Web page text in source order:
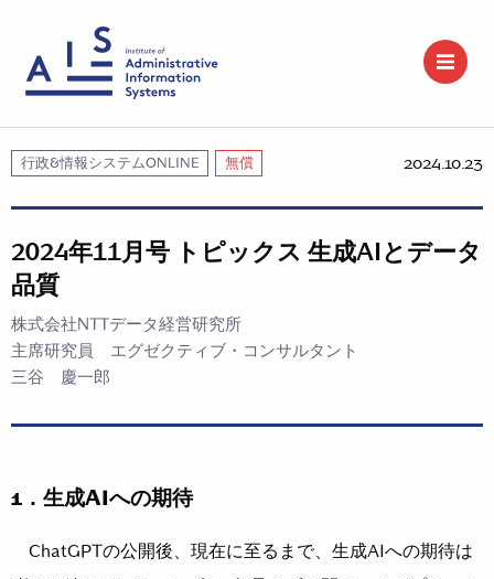
行政&情報システムONLINE 無償 2024.10.23
2024年11月号 トピックス 生成AIとデータ
品質
株式会社NTTデータ経営研究所
主席研究員 エグゼクティブ・コンサルタント
三谷 慶一郎
1．生成AIへの期待
ChatGPTの公開後、現在に至るまで、生成AIへの期待は